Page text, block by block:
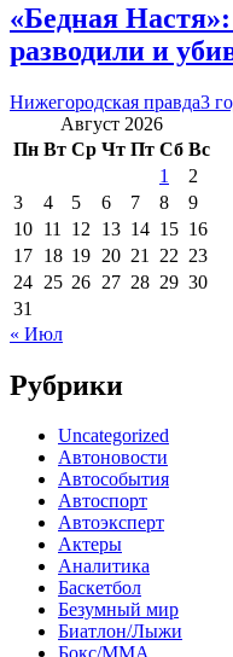
«Бедная
разводили и
Нижегородская правда3
Август 2026
Пн Вт Ср Чт Пт Сб Вс
1
2
3
4 5 6 7 8
9
10 11 12 13 14 15 16
17 18 19 20 21 22 23
24 25 26 27 28 29 30
31
« Июл
Рубрики
Uncategorized
Автоновости
Автособытия
Автоспорт
Автоэксперт
Актеры
Аналитика
Баскетбол
Безумный мир
Биатлон/Лыжи